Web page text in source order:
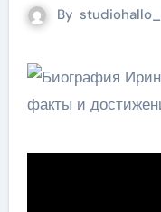
By studiohallo_